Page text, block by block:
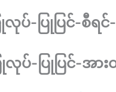
လုပ်-ပြုပြင်-စီရင်
လုပ်-ပြုပြင်-အာ